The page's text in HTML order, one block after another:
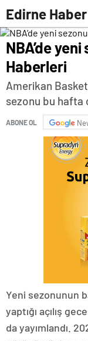
Edirne Haber
NBA’de yeni
Haberleri
Amerikan
sezonu bu hafta
ABONE OL
Yeni sezonunun
yaptığı açılış
da yayımlandı.